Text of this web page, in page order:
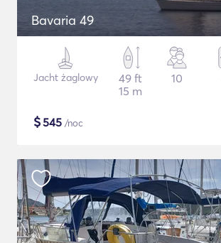
Bavaria 49
Jacht żaglowy
49 ft
15 m
10
$545 /noc